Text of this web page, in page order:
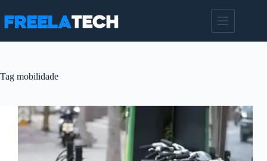
para
Tag mobilidade